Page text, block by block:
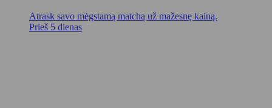
Atrask savo mėgstamą matchą už mažesnę kainą.
Prieš 5 dienas